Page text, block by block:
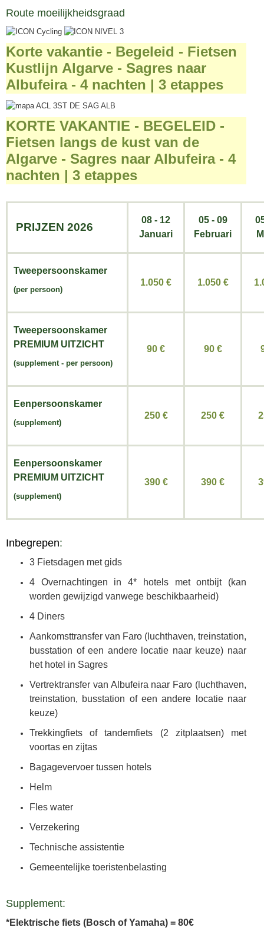
Route moeilijkheidsgraad
Korte vakantie - Begeleid - Fietsen
Kustlijn Algarve - Sagres naar
Albufeira - 4 nachten | 3 etappes
KORTE VAKANTIE - BEGELEID -
Fietsen langs de kust van de
Algarve - Sagres naar Albufeira - 4
nachten | 3 etappes
PRIJZEN 2026
08 - 12
Januari
05 - 09
Februari
Tweepersoonskamer
(per persoon)
1.050 € 1.050 €
Tweepersoonskamer
PREMIUM UITZICHT
(supplement - per persoon)
90 € 90 €
Eenpersoonskamer
(supplement)
250 € 250 €
Eenpersoonskamer
PREMIUM UITZICHT
(supplement)
390 € 390 €
Inbegrepen:
3 Fietsdagen met gids
4 Overnachtingen in 4* hotels met ontbijt (kan
worden gewijzigd vanwege beschikbaarheid)
4 Diners
Aankomsttransfer van Faro (luchthaven, treinstation,
busstation of een andere locatie naar keuze) naar
het hotel in Sagres
Vertrektransfer van Albufeira naar Faro (luchthaven,
treinstation, busstation of een andere locatie naar
keuze)
Trekkingfiets of tandemfiets (2 zitplaatsen) met
voortas en zijtas
Bagagevervoer tussen hotels
Helm
Fles water
Verzekering
Technische assistentie
Gemeentelijke toeristenbelasting
Supplement:
*Elektrische fiets (Bosch of Yamaha) = 80€